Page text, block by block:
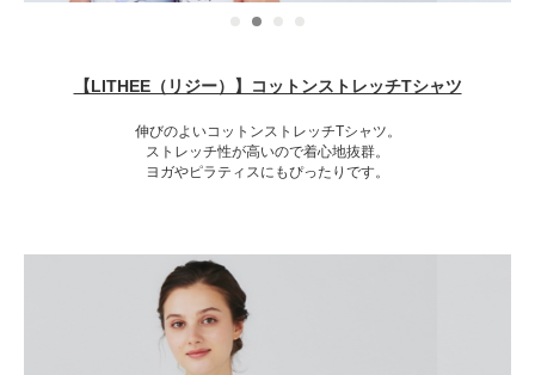
【LITHEE（リジー）】コットンストレッチTシャツ
伸びのよいコットンストレッチTシャツ。
ストレッチ性が高いので着心地抜群。
ヨガやピラティスにもぴったりです。